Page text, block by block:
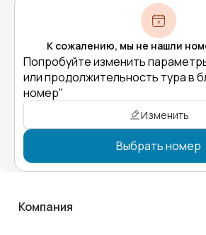
К сожалению, мы не нашли
Попробуйте изменить
или продолжительность тура в
номер"
Изменить
Выбрать номер
Компания